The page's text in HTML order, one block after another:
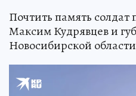
Почтить память
Максим Кудрявцев и
Новосибирской